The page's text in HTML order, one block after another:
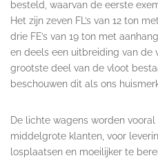
besteld, waarvan de eerste
Het zijn zeven FL’s van 12 ton
drie FE’s van 19 ton met
en deels een uitbreiding van de
grootste deel van de vloot
beschouwen dit als ons
De lichte wagens worden
middelgrote klanten, voor
losplaatsen en moeilijker te